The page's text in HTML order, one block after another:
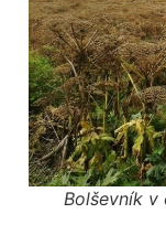
Bolševník v